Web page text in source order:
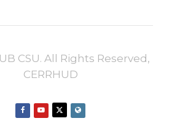
CSU. All Rights Reserved,
CERRHUD